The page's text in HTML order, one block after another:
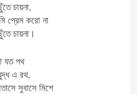
চায়না,
প্রেম করো না
চায়না।
যত পথ
এ রথ,
সুবাসে মিশে